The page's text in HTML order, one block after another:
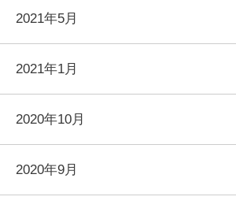
2021年5月
2021年1月
2020年10月
2020年9月